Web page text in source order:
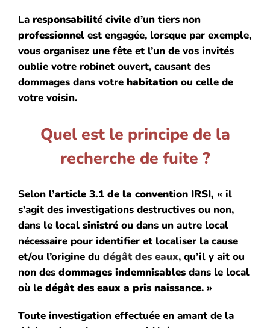
La responsabilité civile d’un tiers non
professionnel est engagée, lorsque par exemple,
vous organisez une fête et l’un de vos invités
oublie votre robinet ouvert, causant des
dommages dans votre habitation ou celle de
votre voisin.
Quel est le principe de la
recherche de fuite ?
Selon l’article 3.1 de la convention IRSI, « il
s’agit des investigations destructives ou non,
dans le local sinistré ou dans un autre local
nécessaire pour identifier et localiser la cause
et/ou l’origine du dégât des eaux, qu’il y ait ou
non des dommages indemnisables dans le local
où le dégât des eaux a pris naissance. »
Toute investigation effectuée en amant de la